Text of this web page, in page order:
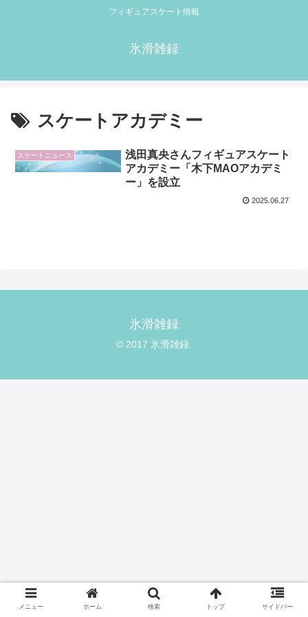
フィギュアスケート情報
氷滑雑録
スケートアカデミー
スケートニュース
浅田真央さんフィギュアスケート
アカデミー「木下MAOアカデミ
ー」を設立
2025.06.27
氷滑雑録
© 2017 氷滑雑録.
メニュー ホーム 検索 トップ サイドバー